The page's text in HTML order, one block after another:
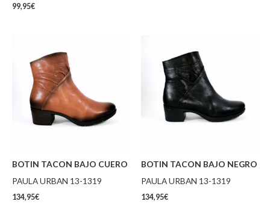
99,95€
BOTIN TACON BAJO CUERO
PAULA URBAN 13-1319
134,95€
BOTIN TACON BAJO NEGRO
PAULA URBAN 13-1319
134,95€